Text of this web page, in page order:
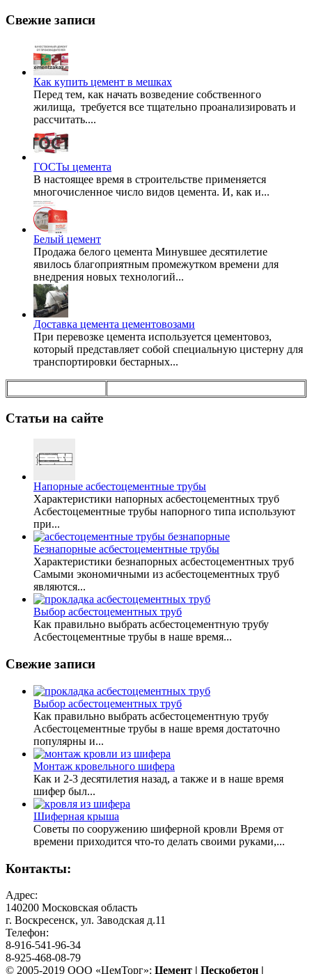
Свежие записи
Как купить цемент в мешках
Перед тем, как начать возведение собственного
жилища, требуется все тщательно проанализировать и
рассчитать....
ГОСТы цемента
В настоящее время в строительстве применяется
многочисленное число видов цемента. И, как и...
Белый цемент
Продажа белого цемента Минувшее десятилетие
явилось благоприятным промежутком времени для
внедрения новых технологий...
Доставка цемента цементовозами
При перевозке цемента используется цементовоз,
который представляет собой специальную цистерну для
транспортировки бестарных...
Статьи на сайте
Напорные асбестоцементные трубы
Характеристики напорных асбестоцементных труб
Асбестоцементные трубы напорного типа используют
при...
Безнапорные асбестоцементные трубы
Характеристики безнапорных асбестоцементных труб
Самыми экономичными из асбестоцементных труб
являются...
Выбор асбестоцементных труб
Как правильно выбрать асбестоцементную трубу
Асбестоцементные трубы в наше время...
Свежие записи
Выбор асбестоцементных труб
Как правильно выбрать асбестоцементную трубу
Асбестоцементные трубы в наше время достаточно
популярны и...
Монтаж кровельного шифера
Как и 2-3 десятилетия назад, а также и в наше время
шифер был...
Шиферная крыша
Советы по сооружению шиферной кровли Время от
времени приходится что-то делать своими руками,...
Контакты:
Адрес:
140200 Московская область
г. Воскресенск, ул. Заводская д.11
Телефон:
8-916-541-96-34
8-925-468-08-79
© 2005-2019 ООО «ЦемТорг»: Цемент | Пескобетон |